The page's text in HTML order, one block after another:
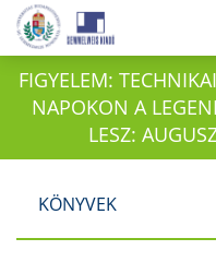
FIGYELEM:
NAPOKON A
LESZ:
KÖNYVEK